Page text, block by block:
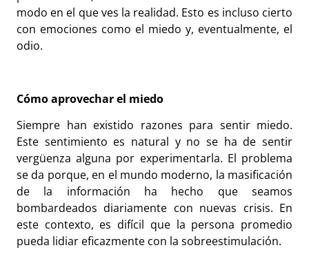
modo en el que ves la realidad. Esto es incluso cierto
con emociones como el miedo y, eventualmente, el
odio.
Cómo aprovechar el miedo
Siempre han existido razones para sentir miedo.
Este sentimiento es natural y no se ha de sentir
vergüenza alguna por experimentarla. El problema
se da porque, en el mundo moderno, la masificación
de la información ha hecho que seamos
bombardeados diariamente con nuevas crisis. En
este contexto, es difícil que la persona promedio
pueda lidiar eficazmente con la sobreestimulación.